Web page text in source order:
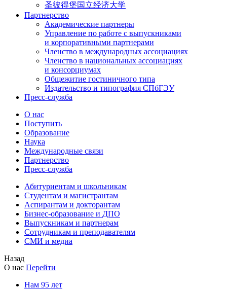
圣彼得堡国立经济大学
Партнерство
Академические партнеры
Управление по работе с выпускниками
и корпоративными партнерами
Членство в международных ассоциациях
Членство в национальных ассоциациях
и консорциумах
Общежитие гостиничного типа
Издательство и типография СПбГЭУ
Пресс-служба
О нас
Поступить
Образование
Наука
Международные связи
Партнерство
Пресс-служба
Абитуриентам и школьникам
Студентам и магистрантам
Аспирантам и докторантам
Бизнес-образование и ДПО
Выпускникам и партнерам
Сотрудникам и преподавателям
СМИ и медиа
Назад
О нас Перейти
Нам 95 лет